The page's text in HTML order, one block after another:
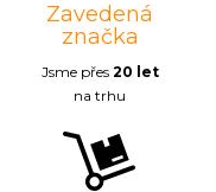
Zavedená
značka
Jsme přes 20 let
na trhu